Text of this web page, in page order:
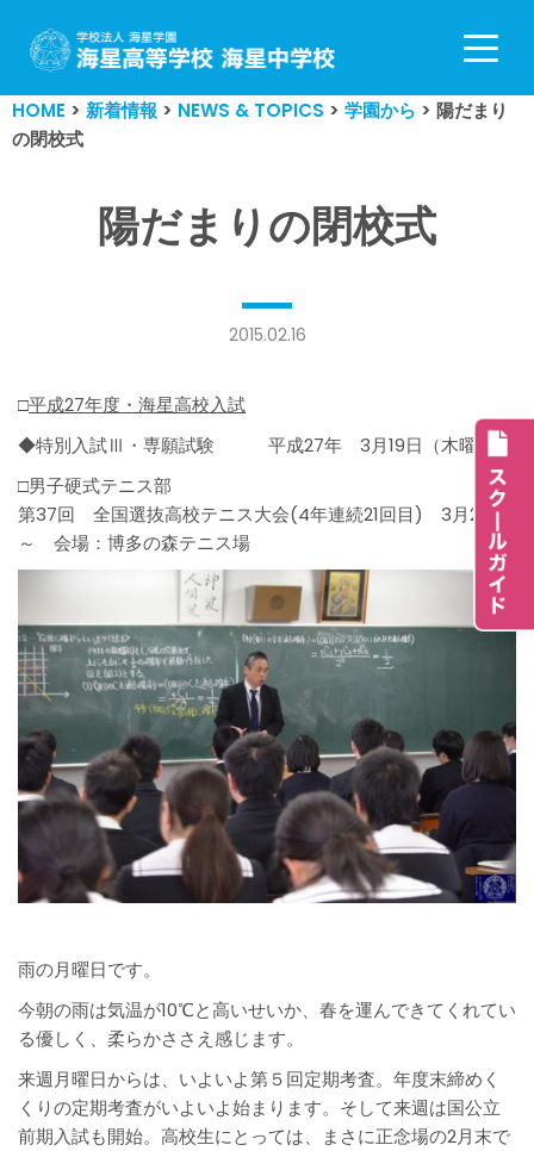
コ
ン
テ
ン
HOME > 新着情報 > NEWS & TOPICS > 学園から > 陽だまり
の閉校式
陽だまりの閉校式
2015.02.16
□平成27年度・海星高校入試
◆特別入試Ⅲ・専願試験 平成27年 3月19日（木曜）
□男子硬式テニス部
第37回 全国選抜高校テニス大会(4年連続21回目) 3月21日
～ 会場：博多の森テニス場
雨の月曜日です。
今朝の雨は気温が10℃と高いせいか、春を運んできてくれてい
る優しく、柔らかささえ感じます。
来週月曜日からは、いよいよ第５回定期考査。年度末締めく
くりの定期考査がいよいよ始まります。そして来週は国公立
前期入試も開始。高校生にとっては、まさに正念場の2月末で